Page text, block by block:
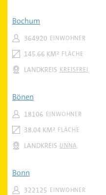
Bochum
EINWOHNER
364920
FLÄCHE
145.66 KM²
KREISFREI
LANDKREIS
Bönen
EINWOHNER
18106
FLÄCHE
38.04 KM²
UNNA
LANDKREIS
Bonn
EINWOHNER
322125